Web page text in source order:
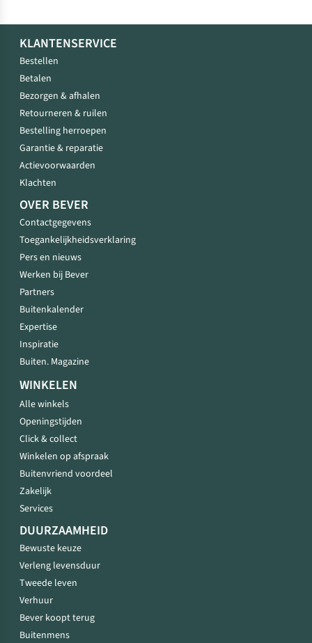
KLANTENSERVICE
Bestellen
Betalen
Bezorgen & afhalen
Retourneren & ruilen
Bestelling herroepen
Garantie & reparatie
Actievoorwaarden
Klachten
OVER BEVER
Contactgegevens
Toegankelijkheidsverklaring
Pers en nieuws
Werken bij Bever
Partners
Buitenkalender
Expertise
Inspiratie
Buiten. Magazine
WINKELEN
Alle winkels
Openingstijden
Click & collect
Winkelen op afspraak
Buitenvriend voordeel
Zakelijk
Services
DUURZAAMHEID
Bewuste keuze
Verleng levensduur
Tweede leven
Verhuur
Bever koopt terug
Buitenmens